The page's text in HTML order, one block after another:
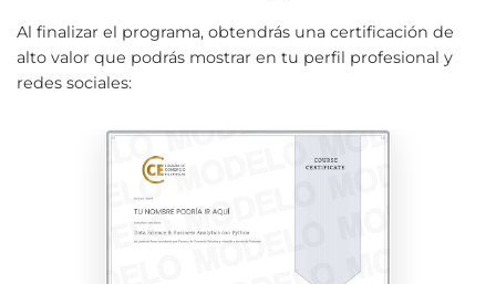
Al finalizar el programa, obtendrás una certificación de
alto valor que podrás mostrar en tu perfil profesional y
redes sociales: